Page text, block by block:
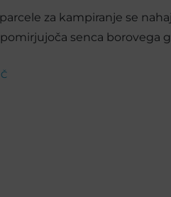
za kampiranje se
senca borovega